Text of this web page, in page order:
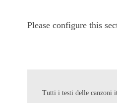
Please configure this
Tutti i testi delle canzoni